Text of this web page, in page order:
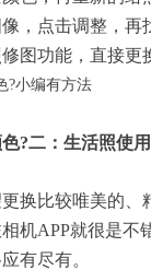
，点击调整，
图功能，直接更
?二：生活照使
换比较唯美的
相机APP就很是不
有尽有。